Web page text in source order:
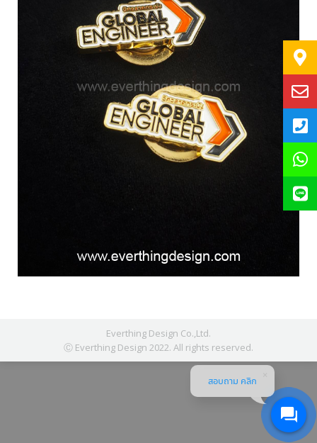
Everthing Design Co.,Ltd.
Ⓒ Everthing Design 2022. All rights reserved.
สอบถาม คลิก